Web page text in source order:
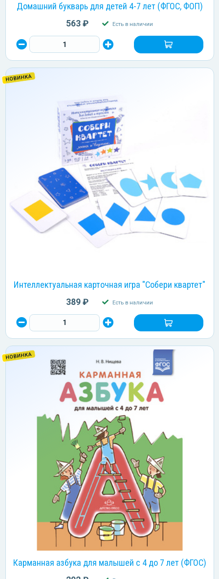
Домашний букварь для детей 4-7 лет (ФГОС, ФОП)
563 ₽ Есть в наличии
НОВИНКА
Интеллектуальная карточная игра "Собери квартет"
389 ₽ Есть в наличии
НОВИНКА
Карманная азбука для малышей с 4 до 7 лет (ФГОС)